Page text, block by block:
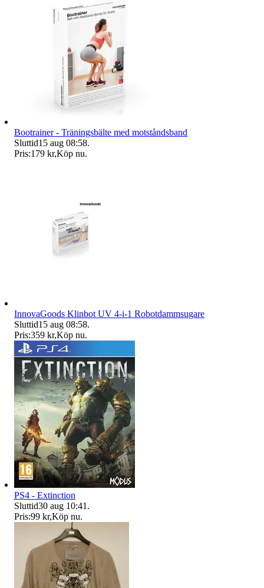
Bootrainer - Träningsbälte med motståndsband
Sluttid15 aug 08:58.
Pris:179 kr,Köp nu.
InnovaGoods Klinbot UV 4-i-1 Robotdammsugare
Sluttid15 aug 08:58.
Pris:359 kr,Köp nu.
PS4 - Extinction
Sluttid30 aug 10:41 .
Pris:99 kr,Köp nu.